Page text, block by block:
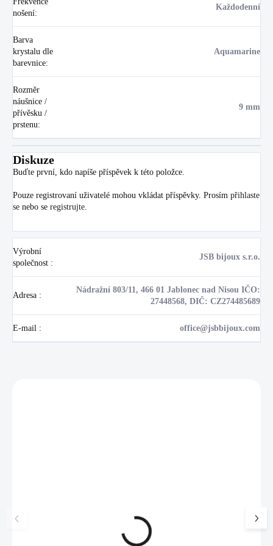
nošení:
Každodenní
Barva
krystalu dle
barevnice:
Aquamarine
Rozměr
náušnice /
přívěsku /
prstenu:
9 mm
Diskuze
Buďte první, kdo napíše příspěvek k této položce.
Pouze registrovaní uživatelé mohou vkládat příspěvky. Prosím přihlaste
se nebo se registrujte
Výrobní
společnost :
JSB bijoux s.r.o.
Adresa :
Nádražní 803/11, 466 01 Jablonec nad Nisou IČO:
27448568, DIČ: CZ274485689
E-mail : office@jsbbijoux.com